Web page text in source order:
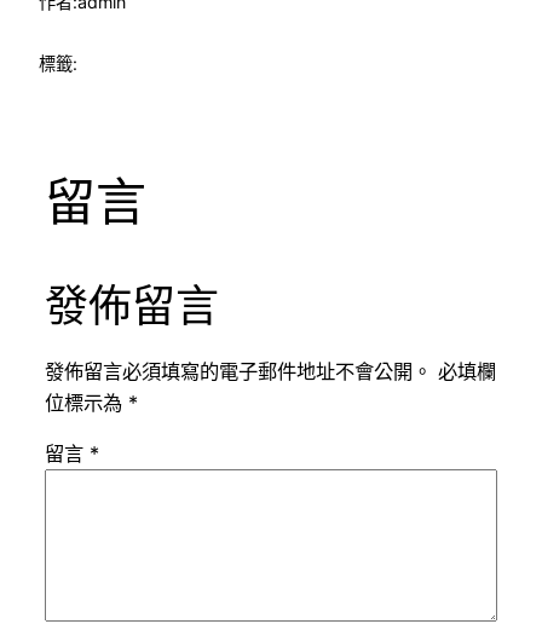
標籤:
留言
發佈留言
發佈留言必須填寫的電子郵件地址不會公開。 必填欄
位標示為 *
留言 *